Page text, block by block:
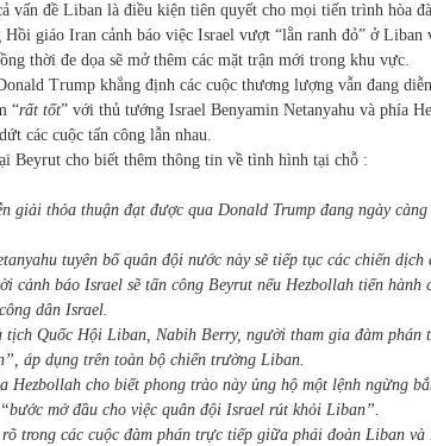
vấn đề Liban là điều kiện tiên quyết cho mọi tiến trình hòa
giáo Iran cảnh báo việc Israel vượt “lằn ranh đỏ” ở Liban
thời đe dọa sẽ mở thêm các mặt trận mới trong khu vực.
Trump khẳng định các cuộc thương lượng vẫn đang
“rất tốt” với thủ tướng Israel Benyamin Netanyahu và phía
các cuộc tấn công lẫn nhau.
Beyrut cho biết thêm thông tin về tình hình tại chỗ :
giải thỏa thuận đạt được qua Donald Trump đang ngày
tuyên bố quân đội nước này sẽ tiếp tục các chiến dịch
báo Israel sẽ tấn công Beyrut nếu Hezbollah tiến hành
dân Israel.
tịch Quốc Hội Liban, Nabih Berry, người tham gia đàm phán
áp dụng trên toàn bộ chiến trường Liban.
Hezbollah cho biết phong trào này ủng hộ một lệnh ngừng
mở đầu cho việc quân đội Israel rút khỏi Liban”.
trong các cuộc đàm phán trực tiếp giữa phái đoàn Liban